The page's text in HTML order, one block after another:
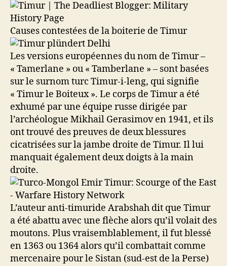
Causes contestées de la boiterie de Timur
Les versions européennes du nom de Timur –
« Tamerlane » ou « Tamberlane » – sont basées
sur le surnom turc Timur-i-leng, qui signifie
« Timur le Boiteux ». Le corps de Timur a été
exhumé par une équipe russe dirigée par
l’archéologue Mikhail Gerasimov en 1941, et ils
ont trouvé des preuves de deux blessures
cicatrisées sur la jambe droite de Timur. Il lui
manquait également deux doigts à la main
droite.
L’auteur anti-timuride Arabshah dit que Timur
a été abattu avec une flèche alors qu’il volait des
moutons. Plus vraisemblablement, il fut blessé
en 1363 ou 1364 alors qu’il combattait comme
mercenaire pour le Sistan (sud-est de la Perse)